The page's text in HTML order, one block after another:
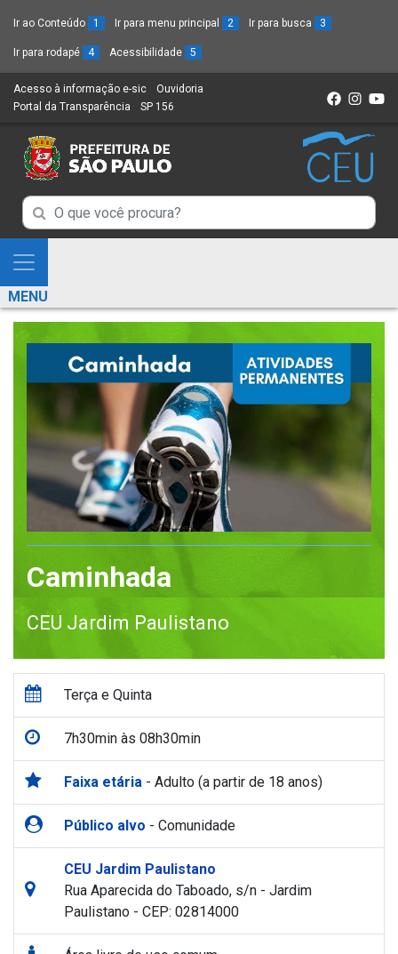
Ir ao Conteúdo 1 Ir para menu principal 2 Ir para busca 3
Ir para rodapé 4 Acessibilidade 5
Acesso à informação e-sic (Link
para
novo
sítio)
Ouvidoria
Portal da Transparência (Link
um
novo
SP 156
Campo
de
Busca
de
informações
Campo
de
de
informações
Mostra
e
Esconde
Menu
MENU
Caminhada
CEU Jardim Paulistano
Terça e Quinta
7h30min às 08h30min
Faixa etária - Adulto (a partir de 18 anos)
Público alvo - Comunidade
CEU Jardim Paulistano
Rua Aparecida do Taboado, s/n - Jardim
Paulistano - CEP: 02814000